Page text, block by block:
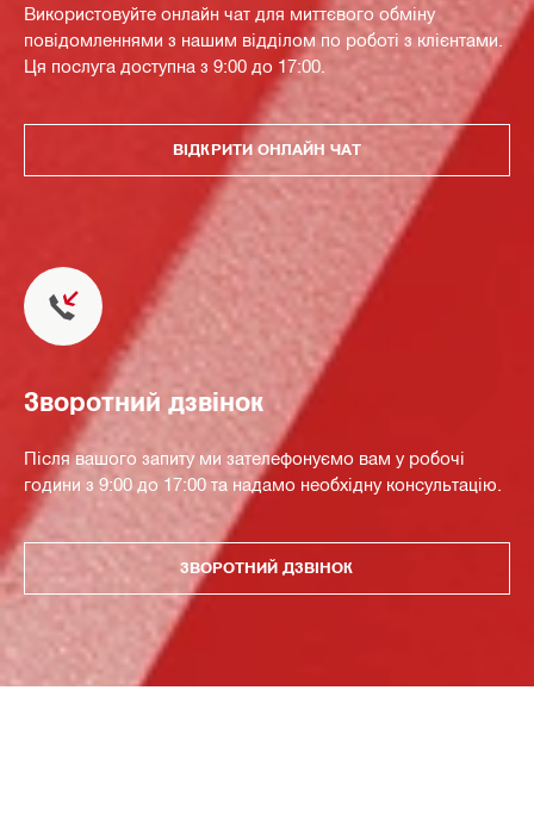
Використовуйте онлайн чат для миттєвого обміну
повідомленнями з нашим відділом по роботі з клієнтами.
Ця послуга доступна з 9:00 до 17:00.
ВІДКРИТИ ОНЛАЙН ЧАТ
Зворотний дзвінок
Після вашого запиту ми зателефонуємо вам у робочі
години з 9:00 до 17:00 та надамо необхідну консультацію.
ЗВОРОТНИЙ ДЗВІНОК